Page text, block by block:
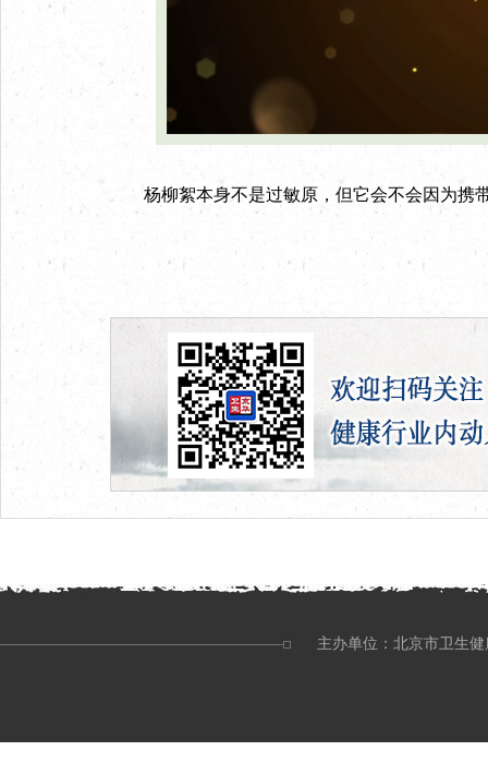
杨柳絮本身不是过敏原，但它会不会因为携
主办单位：北京市卫生